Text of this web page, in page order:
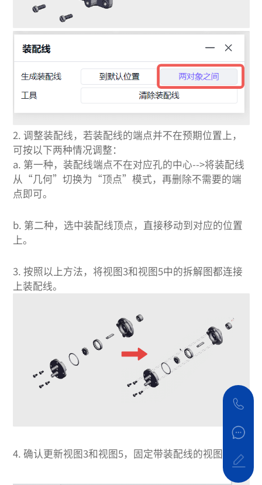
2. 调整装配线，若装配线的端点并不在预期位置上，
可按以下两种情况调整：
a. 第一种，装配线端点不在对应孔的中心-->将装配线
从“几何”切换为“顶点”模式，再删除不需要的端
点即可。
b. 第二种，选中装配线顶点，直接移动到对应的位置
按照以上方法，将视图3和视图5中的拆解图都连接